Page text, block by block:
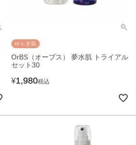
ゆらぎ肌
OrBS（オーブス） 夢水肌 トライアル
セット30
¥1,980税込